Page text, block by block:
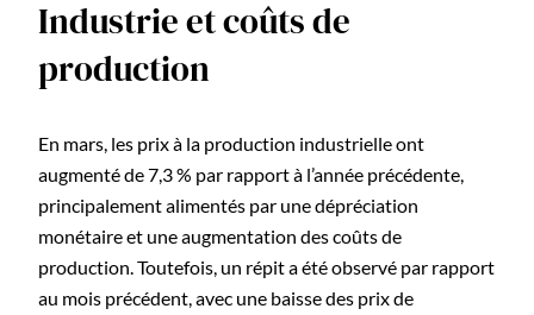
Industrie et coûts de
production
En mars, les prix à la production industrielle ont
augmenté de 7,3 % par rapport à l’année précédente,
principalement alimentés par une dépréciation
monétaire et une augmentation des coûts de
production. Toutefois, un répit a été observé par rapport
au mois précédent, avec une baisse des prix de